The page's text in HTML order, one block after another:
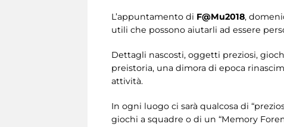
L’appuntamento di F@Mu2018,
utili che possono aiutarli ad essere
Dettagli nascosti, oggetti preziosi,
preistoria, una dimora di epoca
attività.
In ogni luogo ci sarà qualcosa di
giochi a squadre o di un “Memory